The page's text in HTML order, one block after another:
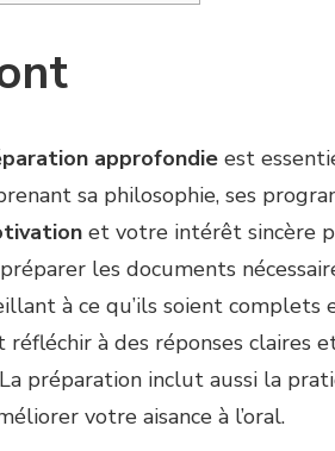
approfondie est
sa philosophie, ses
et votre intérêt sincère
les documents
à ce qu’ils soient complets
à des réponses claires
préparation inclut aussi la
votre aisance à l’oral.